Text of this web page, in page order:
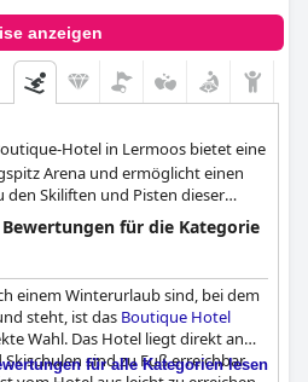
anzeigen
Hotel in Lermoos bietet eine
Arena und ermöglicht einen
Skiliften und Pisten dieser
Skiregion.
für die Kategorie
einem Winterurlaub sind, bei dem
steht, ist das Boutique Hotel
Wahl. Das Hotel liegt direkt an
sind zu Fuß erreichbar.
für alle Kategorien lesen